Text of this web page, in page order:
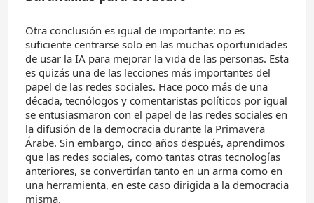
Otra conclusión es igual de importante: no es
suficiente centrarse solo en las muchas oportunidades
de usar la IA para mejorar la vida de las personas. Esta
es quizás una de las lecciones más importantes del
papel de las redes sociales. Hace poco más de una
década, tecnólogos y comentaristas políticos por igual
se entusiasmaron con el papel de las redes sociales en
la difusión de la democracia durante la Primavera
Árabe. Sin embargo, cinco años después, aprendimos
que las redes sociales, como tantas otras tecnologías
anteriores, se convertirían tanto en un arma como en
una herramienta, en este caso dirigida a la democracia
misma.